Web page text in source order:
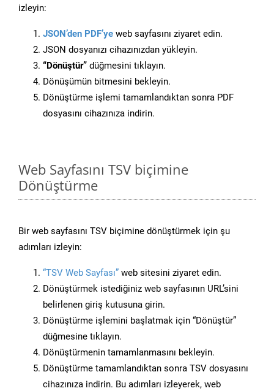
izleyin:
JSON’den PDF’ye web sayfasını ziyaret edin.
JSON dosyanızı cihazınızdan yükleyin.
“Dönüştür” düğmesini tıklayın.
Dönüşümün bitmesini bekleyin.
Dönüştürme işlemi tamamlandıktan sonra PDF
dosyasını cihazınıza indirin.
Web Sayfasını TSV biçimine
Dönüştürme
Bir web sayfasını TSV biçimine dönüştürmek için şu
adımları izleyin:
“TSV Web Sayfası” web sitesini ziyaret edin.
Dönüştürmek istediğiniz web sayfasının URL’sini
belirlenen giriş kutusuna girin.
Dönüştürme işlemini başlatmak için “Dönüştür”
düğmesine tıklayın.
Dönüştürmenin tamamlanmasını bekleyin.
Dönüştürme tamamlandıktan sonra TSV dosyasını
cihazınıza indirin. Bu adımları izleyerek, web